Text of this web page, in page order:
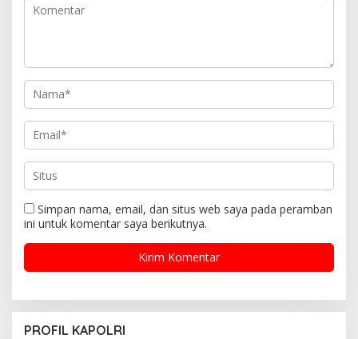
Simpan nama, email, dan situs web saya pada peramban
ini untuk komentar saya berikutnya.
PROFIL KAPOLRI